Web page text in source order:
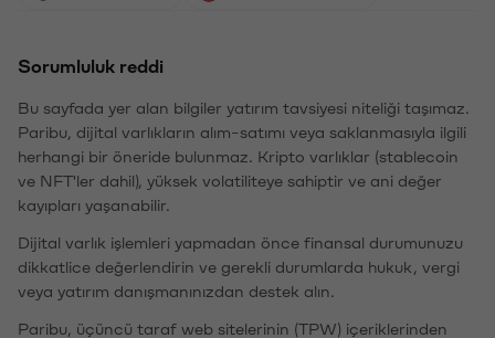
Sorumluluk reddi
Bu sayfada yer alan bilgiler yatırım tavsiyesi niteliği taşımaz.
Paribu, dijital varlıkların alım-satımı veya saklanmasıyla ilgili
herhangi bir öneride bulunmaz. Kripto varlıklar (stablecoin
ve NFT'ler dahil), yüksek volatiliteye sahiptir ve ani değer
kayıpları yaşanabilir.
Dijital varlık işlemleri yapmadan önce finansal durumunuzu
dikkatlice değerlendirin ve gerekli durumlarda hukuk, vergi
veya yatırım danışmanınızdan destek alın.
Paribu, üçüncü taraf web sitelerinin (TPW) içeriklerinden